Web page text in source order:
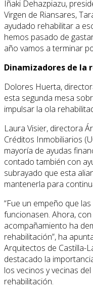
Iñaki Dehazpiazu,
Virgen de Riansares,
ayudado rehabilitar a
hemos pasado de
año vamos a terminar
Dinamizadores de la
Dolores Huerta,
esta segunda mesa
impulsar la ola
Laura Visier, directora
Créditos Inmobiliarios
mayoría de ayudas
contado también con
subrayado que esta
mantenerla para
“Fue un empeño que
funcionasen. Ahora,
acompañamiento ha
rehabilitación”, ha
Arquitectos de Castilla-
destacado la
los vecinos y vecinas
rehabilitación.